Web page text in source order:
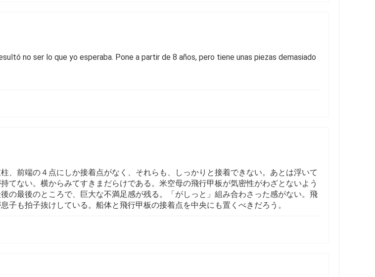
no ser lo que yo esperaba. Pone a partir de 8 años, pero tiene unas piezas demasiado
、前端の４点にしか接着点がなく、それらも、しっかりと接着できない。あとは浮いて
てない。横からみてすきまだらけである。米空母の飛行甲板が気密性がわざとないよう
の最後のところで、巨大な不満足感が残る。「がしっと」組み合わさった感がない。飛
子も拍子抜けしている。船体と飛行甲板の接着点を中央にも置くべきだろう。